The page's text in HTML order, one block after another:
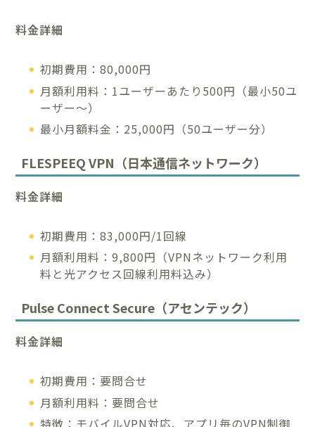
料金詳細
初期費用：80,000円
月額利用料：1ユーザーあたり500円（最小50ユ
ーザー～）
最小月額料金：25,000円（50ユーザー分）
FLESPEEQ VPN（日本通信ネットワーク）
料金詳細
初期費用：83,000円/1回線
月額利用料：9,800円（VPNネットワーク利用
料と光アクセス回線利用料込み）
Pulse Connect Secure（アセンテック）
料金詳細
初期費用：要問合せ
月額利用料：要問合せ